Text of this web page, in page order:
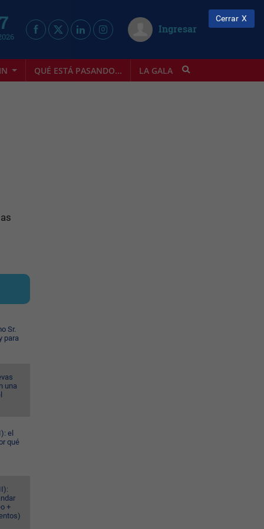
Ingresar
QUÉ ESTÁ PASANDO... LA GALA INFOSTYLE
Sr.
para
una
el
qué
+
Cerrar